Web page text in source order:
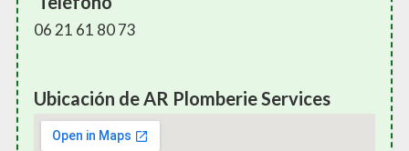
06 21 61 80 73
Ubicación de AR Plomberie Services